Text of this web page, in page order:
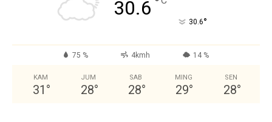
30.6
30.6°
75 % 4kmh 14 %
KAM
31 °
JUM
28°
SAB
28°
MING
29°
SEN
28°